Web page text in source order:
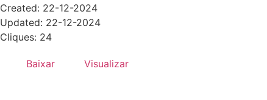
Created: 22-12-2024
Updated: 22-12-2024
Cliques: 24
Baixar Visualizar